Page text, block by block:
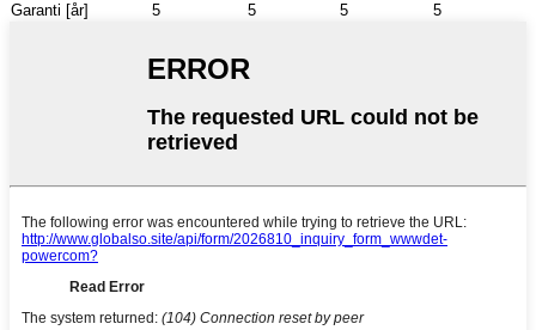
Garanti [år]
5 5 5 5